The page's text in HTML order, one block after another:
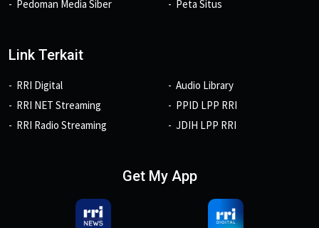
Pedoman Media Siber
Peta Situs
Link Terkait
RRI Digital
RRI NET Streaming
RRI Radio Streaming
Audio Library
PPID LPP RRI
JDIH LPP RRI
Get My App